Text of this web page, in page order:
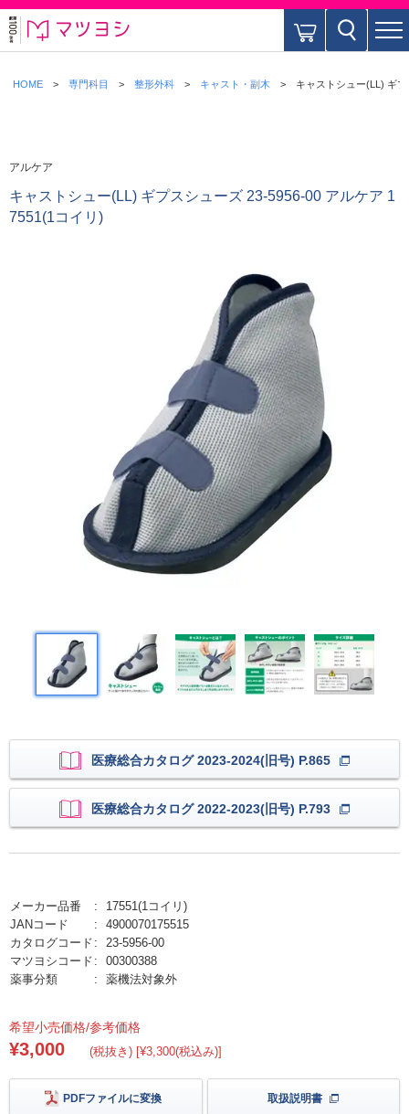
HOME 専門科目 整形外科 キャスト・副木 キャストシュー(LL) ギ
アルケア
キャストシュー(LL) ギプスシューズ 23-5956-00 アルケア 1
7551(1コイリ)
医療総合カタログ 2023-2024(旧号) P.865
医療総合カタログ 2022-2023(旧号) P.793
メーカー品番
17551(1コイリ)
JANコード
4900070175515
カタログコード
23-5956-00
マツヨシコード
00300388
薬事分類
薬機法対象外
希望小売価格/参考価格
¥3,000 (税抜き) [¥3,300(税込み)]
PDFファイルに変換 取扱説明書